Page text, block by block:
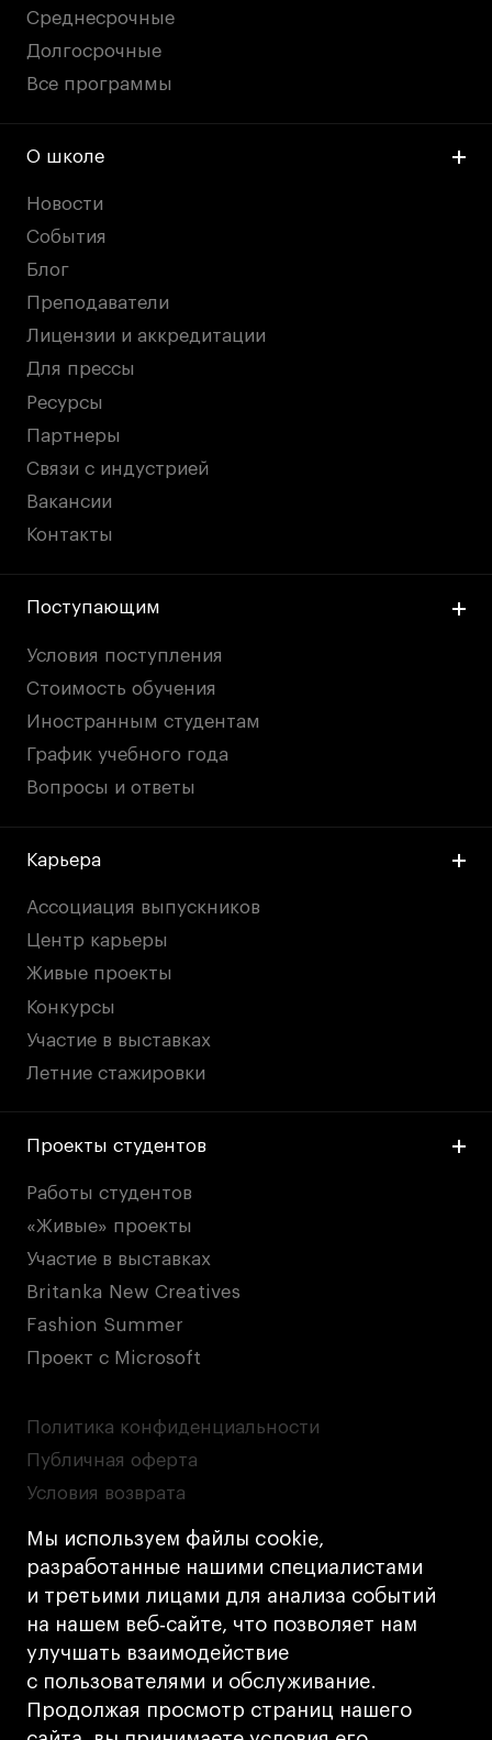
Мы используем файлы cookie,
разработанные нашими специалистами
и третьими лицами для анализа событий
на нашем веб‑сайте, что позволяет нам
улучшать взаимодействие
с пользователями и обслуживание.
Продолжая просмотр страниц нашего
Среднесрочные
Долгосрочные
Все программы
О школе
Новости
События
Блог
Преподаватели
Лицензии и аккредитации
Для прессы
Ресурсы
Партнеры
Связи с индустрией
Вакансии
Контакты
Поступающим
Условия поступления
Стоимость обучения
Иностранным студентам
График учебного года
Вопросы и ответы
Карьера
Ассоциация выпускников
Центр карьеры
Живые проекты
Конкурсы
Участие в выставках
Летние стажировки
Проекты студентов
Работы студентов
«Живые» проекты
Участие в выставках
Britanka New Creatives
Fashion Summer
Проект с Microsoft
Политика конфиденциальности
Публичная оферта
Условия возврата
Кредит на образование с господдержкой
Лицензия на осуществление образовательной
деятельности АНО ВО «Универсальный
Университет»
Карта сайта
Дизайн
Разработка